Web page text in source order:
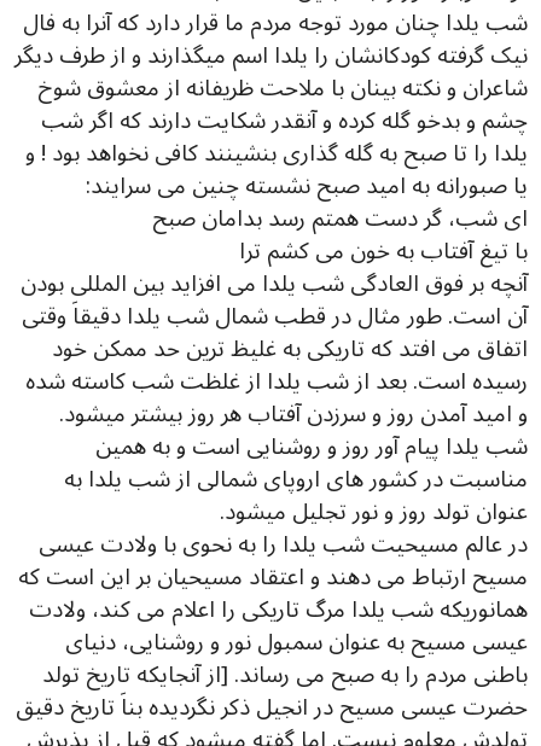
شب یلدا چنان مورد توجه مردم ما قرار دارد که آنرا به فال
نیک گرفته کودکانشان را یلدا اسم میگذارند و از طرف دیگر
شاعران و نکته بینان با ملاحت ظریفانه از معشوق شوخ
چشم و بدخو گله کرده و آنقدر شکایت دارند که اگر شب
یلدا را تا صبح به گله گذاری بنشینند کافی نخواهد بود ! و
یا صبورانه به امید صبح نشسته چنین می سرایند:
ای شب، گر دست همتم رسد بدامان صبح
با تیغ آفتاب به خون می کشم ترا
آنچه بر فوق العادگی شب یلدا می افزاید بین المللی بودن
آن است. طور مثال در قطب شمال شب یلدا دقیقاَ وقتی
اتفاق می افتد که تاریکی به غلیظ ترین حد ممکن خود
رسیده است. بعد از شب یلدا از غلظت شب کاسته شده
و امید آمدن روز و سرزدن آفتاب هر روز بیشتر میشود.
شب یلدا پیام آور روز و روشنایی است و به همین
مناسبت در کشور های اروپای شمالی از شب یلدا به
عنوان تولد روز و نور تجلیل میشود.
در عالم مسیحیت شب یلدا را به نحوی با ولادت عیسی
مسیح ارتباط می دهند و اعتقاد مسیحیان بر این است که
همانوریکه شب یلدا مرگ تاریکی را اعلام می کند، ولادت
عیسی مسیح به عنوان سمبول نور و روشنایی، دنیای
باطنی مردم را به صبح می رساند. [از آنجایکه تاریخ تولد
حضرت عیسی مسیح در انجیل ذکر نگردیده بناَ تاریخ دقیق